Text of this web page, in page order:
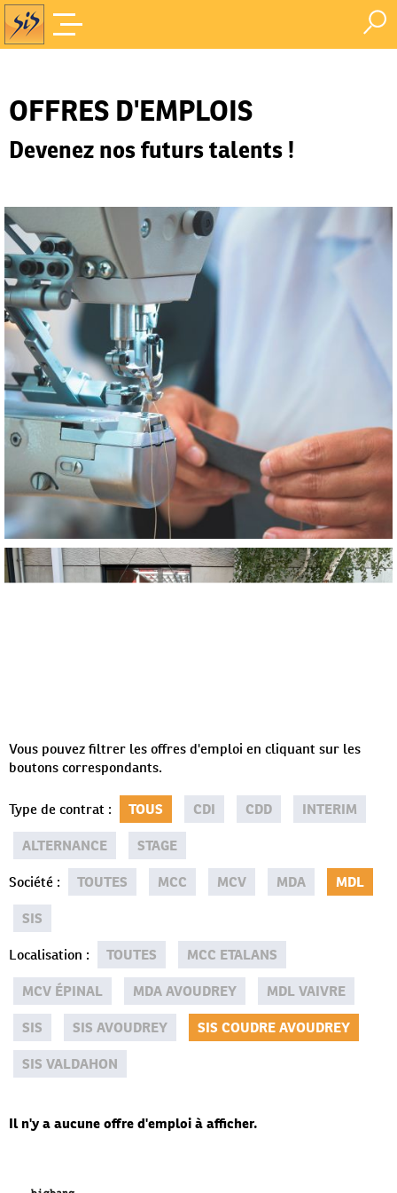
OFFRES D'EMPLOIS
Devenez nos futurs talents !
Vous pouvez filtrer les offres d'emploi en cliquant sur les
boutons correspondants.
Type de contrat : TOUS CDI CDD
INTERIM
ALTERNANCE
STAGE
Société : TOUTES MCC MCV MDA
MDL
SIS
Localisation : TOUTES
MCC ETALANS
MCV ÉPINAL
MDA AVOUDREY
MDL VAIVRE
SIS
SIS AVOUDREY
SIS COUDRE AVOUDREY
SIS VALDAHON
Il n'y a aucune offre d'emploi à afficher.